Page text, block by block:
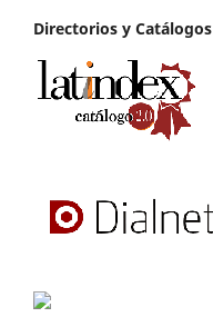
Directorios y Catálogos